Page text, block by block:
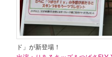
ド」が新登場！